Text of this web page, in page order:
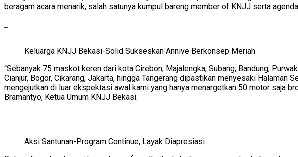
beragam acara menarik, salah satunya kumpul bareng member of KNJJ serta
Keluarga KNJJ Bekasi-Solid Sukseskan Annive Berkonsep Meriah
“Sebanyak 75 maskot keren dari kota Cirebon, Majalengka, Subang, Bandung,
Cianjur, Bogor, Cikarang, Jakarta, hingga Tangerang dipastikan menyesaki
mengejutkan di luar ekspektasi awal kami yang hanya menargetkan 50 motor saja
Bramantyo, Ketua Umum KNJJ Bekasi.
Aksi Santunan-Program Continue, Layak Diapresiasi